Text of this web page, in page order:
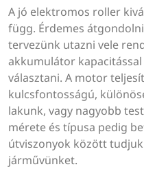
A jó elektromos roller
függ. Érdemes
tervezünk utazni vele
akkumulátor
választani. A motor
kulcsfontosságú,
lakunk, vagy nagyobb
mérete és típusa pedig
útviszonyok között
járművünket.